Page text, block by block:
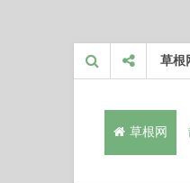
Skip
to
content
草根
草根网